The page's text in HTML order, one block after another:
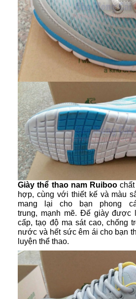
Giày thể thao nam Ruiboochất
hợp, cùng với thiết kế và màu
mang lại cho bạn phong
trung, mạnh mẽ. Đế giày được
cấp, tạọ độ ma sát cao, chống
nước và hết sức êm ái cho bạn
luyện thể thao.